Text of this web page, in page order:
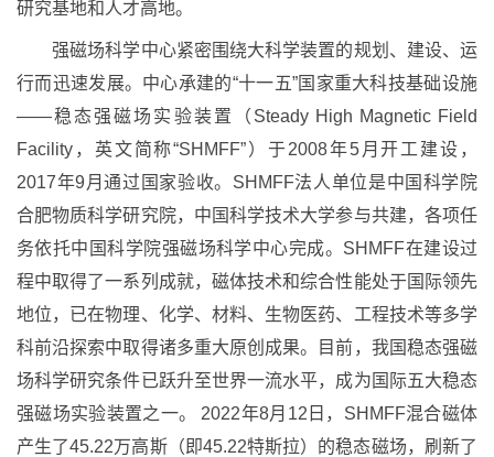
研究基地和人才高地。
强磁场科学中心紧密围绕大科学装置的规划、建设、运
行而迅速发展。中心承建的“十一五”国家重大科技基础设施
——稳态强磁场实验装置（Steady High Magnetic Field
Facility，英文简称“SHMFF”）于2008年5月开工建设，
2017年9月通过国家验收。SHMFF法人单位是中国科学院
合肥物质科学研究院，中国科学技术大学参与共建，各项任
务依托中国科学院强磁场科学中心完成。SHMFF在建设过
程中取得了一系列成就，磁体技术和综合性能处于国际领先
地位，已在物理、化学、材料、生物医药、工程技术等多学
科前沿探索中取得诸多重大原创成果。目前，我国稳态强磁
场科学研究条件已跃升至世界一流水平，成为国际五大稳态
强磁场实验装置之一。 2022年8月12日，SHMFF混合磁体
产生了45.22万高斯（即45.22特斯拉）的稳态磁场，刷新了